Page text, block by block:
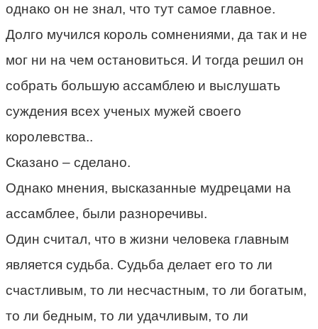
однако он не знал, что тут самое главное.
Долго мучился король сомнениями, да так и не
мог ни на чем остановиться. И тогда решил он
собрать большую ассамблею и выслушать
суждения всех ученых мужей своего
королевства..
Сказано – сделано.
Однако мнения, высказанные мудрецами на
ассамблее, были разноречивы.
Один считал, что в жизни человека главным
является судьба. Судьба делает его то ли
счастливым, то ли несчастным, то ли богатым,
то ли бедным, то ли удачливым, то ли